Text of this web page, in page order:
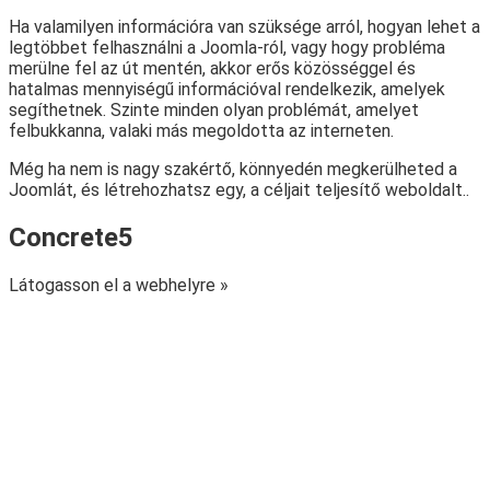
Ha valamilyen információra van szüksége arról, hogyan lehet a
legtöbbet felhasználni a Joomla-ról, vagy hogy probléma
merülne fel az út mentén, akkor erős közösséggel és
hatalmas mennyiségű információval rendelkezik, amelyek
segíthetnek. Szinte minden olyan problémát, amelyet
felbukkanna, valaki más megoldotta az interneten.
Még ha nem is nagy szakértő, könnyedén megkerülheted a
Joomlát, és létrehozhatsz egy, a céljait teljesítő weboldalt..
Concrete5
Látogasson el a webhelyre »